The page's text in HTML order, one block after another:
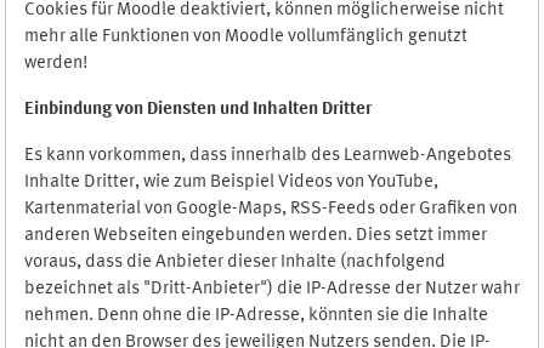
Cookies für Moodle deaktiviert, können möglicherweise nicht
mehr alle Funktionen von Moodle vollumfänglich genutzt
werden!
Einbindung von Diensten und Inhalten Dritter
Es kann vorkommen, dass innerhalb des Learnweb-Angebotes
Inhalte Dritter, wie zum Beispiel Videos von YouTube,
Kartenmaterial von Google-Maps, RSS-Feeds oder Grafiken von
anderen Webseiten eingebunden werden. Dies setzt immer
voraus, dass die Anbieter dieser Inhalte (nachfolgend
bezeichnet als "Dritt-Anbieter") die IP-Adresse der Nutzer wahr
nehmen. Denn ohne die IP-Adresse, könnten sie die Inhalte
nicht an den Browser des jeweiligen Nutzers senden. Die IP-